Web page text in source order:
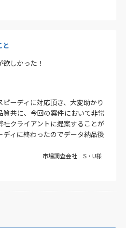
と
しかった！
ーディに対応頂き、大変助かり
質共に、今回の案件において非常
社クライアントに提案することが
ィに終わったのでデータ納品後
市場調査会社 S・U様